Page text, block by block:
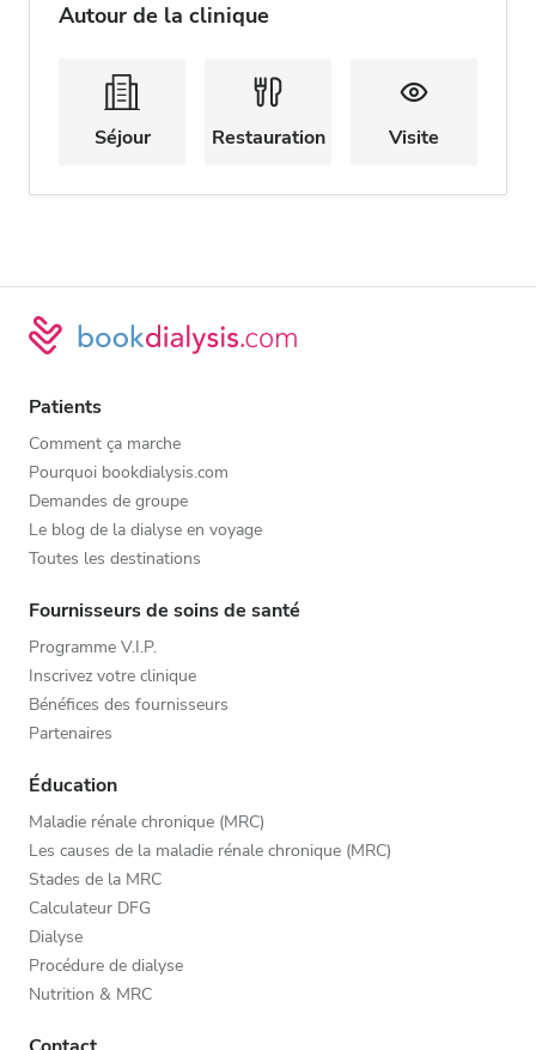
Autour de la clinique
Séjour Restauration Visite
Patients
Comment ça marche
Pourquoi bookdialysis.com
Demandes de groupe
Le blog de la dialyse en voyage
Toutes les destinations
Fournisseurs de soins de santé
Programme V.I.P.
Inscrivez votre clinique
Bénéfices des fournisseurs
Partenaires
Éducation
Maladie rénale chronique (MRC)
Les causes de la maladie rénale chronique (MRC)
Stades de la MRC
Calculateur DFG
Dialyse
Procédure de dialyse
Nutrition & MRC